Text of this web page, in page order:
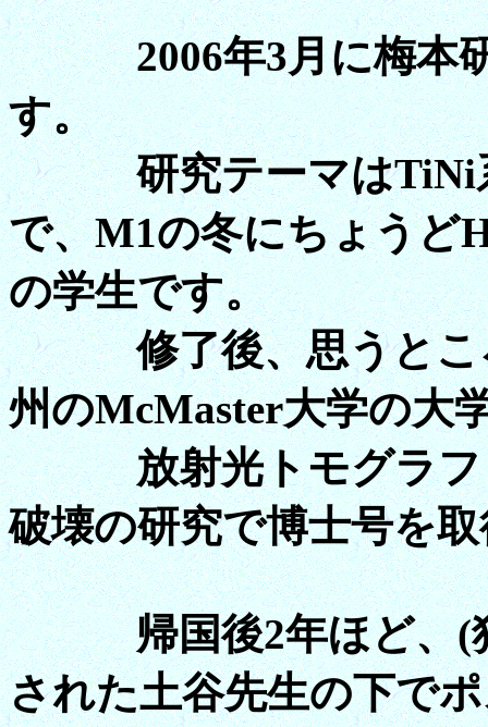
2006年3月に梅本研(
す。
研究テーマはTiNi系
で、M1の冬にちょうど
の学生です。
修了後、思うところ
州のMcMaster大学の大
放射光トモグラフィ
破壊の研究で博士号を
帰国後2年ほど、(独)
された土谷先生の下で